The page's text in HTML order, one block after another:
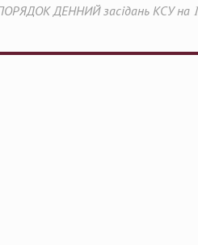
ДЕННИЙ засідань КСУ на